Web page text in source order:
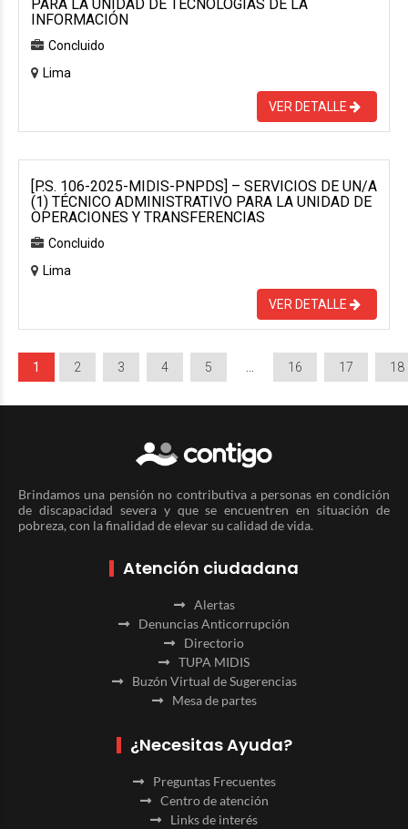
PARA LA UNIDAD DE TECNOLOGÍAS DE LA
INFORMACIÓN
Concluido
Lima
VER DETALLE
[P.S. 106-2025-MIDIS-PNPDS] – SERVICIOS DE UN/A
(1) TÉCNICO ADMINISTRATIVO PARA LA UNIDAD DE
OPERACIONES Y TRANSFERENCIAS
Concluido
Lima
VER DETALLE
1 2 3 4 5 16 17 18
Brindamos una pensión no contributiva a personas en condición
de discapacidad severa y que se encuentren en situación de
pobreza, con la finalidad de elevar su calidad de vida.
Atención ciudadana
Alertas
Denuncias Anticorrupción
Directorio
TUPA MIDIS
Buzón Virtual de Sugerencias
Mesa de partes
¿Necesitas Ayuda?
Preguntas Frecuentes
Centro de atención
Links de interés